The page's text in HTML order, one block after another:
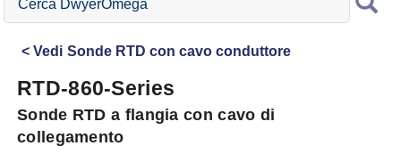
DwyerOmega
Vedi Sonde RTD con cavo conduttore
RTD-860-Series
Sonde RTD a flangia con cavo di
collegamento